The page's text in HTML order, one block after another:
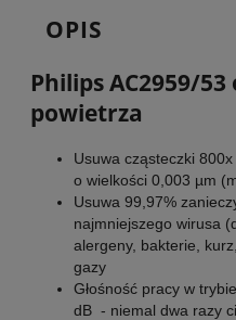
OPIS
Philips AC2959/53
powietrza
Usuwa cząsteczki
o wielkości 0,003 µm
Usuwa 99,97%
najmniejszego wirusa
alergeny, bakterie,
gazy
Głośność pracy w
dB - niemal dwa razy